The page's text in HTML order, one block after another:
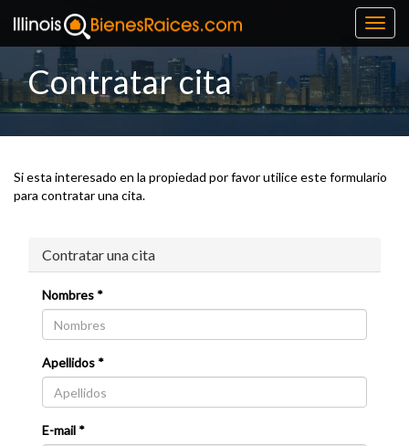
Contratar cita
Si esta interesado en la propiedad por favor utilice este formulario
para contratar una cita.
Contratar una cita
Nombres *
Apellidos *
E-mail *